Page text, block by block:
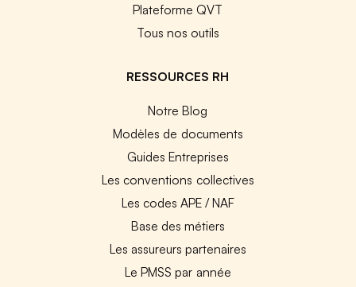
Plateforme QVT
Tous nos outils
RESSOURCES RH
Notre Blog
Modèles de documents
Guides Entreprises
Les conventions collectives
Les codes APE / NAF
Base des métiers
Les assureurs partenaires
Le PMSS par année